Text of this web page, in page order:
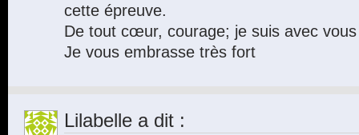
cette épreuve.
De tout cœur, courage; je suis avec
Je vous embrasse très fort
Lilabelle a dit :